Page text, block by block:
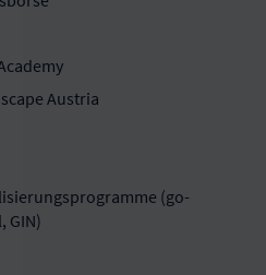
Austria
(go-
GIN)